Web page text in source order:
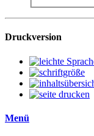
Druckversion
Menü